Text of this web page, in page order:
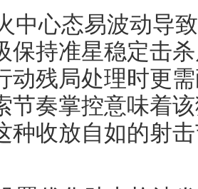
中心态易波动导
保持准星稳定击
动残局处理时更
节奏掌控意味着
种收放自如的射